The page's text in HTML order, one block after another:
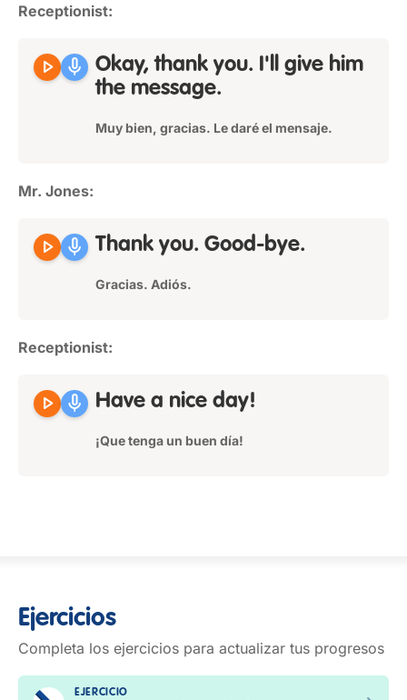
Receptionist:
play_arrow mic Okay, thank you. I'll give him
the message.
Muy bien, gracias. Le daré el mensaje.
Mr. Jones:
play_arrow mic Thank you. Good-bye.
Gracias. Adiós.
Receptionist:
play_arrow mic Have a nice day!
¡Que tenga un buen día!
Ejercicios
Completa los ejercicios para actualizar tus progresos
EJERCICIO